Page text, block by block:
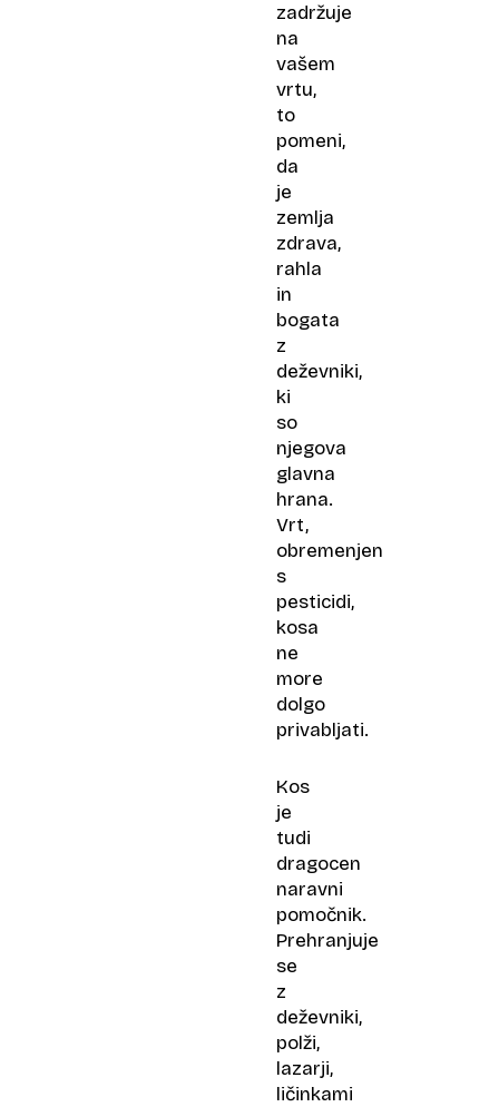
zadržuje
na
vašem
vrtu,
to
pomeni,
da
je
zemlja
zdrava,
rahla
in
bogata
z
deževniki,
ki
so
njegova
glavna
hrana.
Vrt,
obremenjen
s
pesticidi,
kosa
ne
more
dolgo
privabljati.
Kos
je
tudi
dragocen
naravni
pomočnik.
Prehranjuje
se
z
deževniki,
polži,
lazarji,
ličinkami